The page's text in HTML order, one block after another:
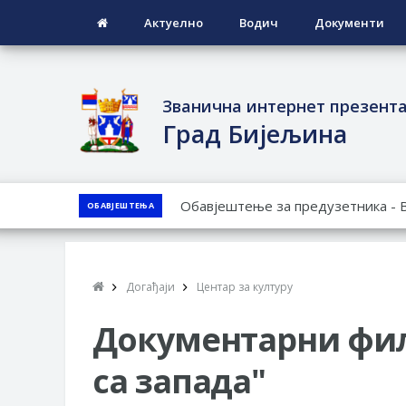
Актуелно Водич Документи
Званична интернет
Град Бијељина
ОБАВЈЕШТЕЊА
ЈАВНИ ПОЗИВ ЗА ПРИЈАВУ
ЈАВНИ КОНКУРС ЗА ДОДЈЕЛУ
ПРЕЛИМИНАРНA РАНГ ЛИСТA
ДЕМОБИЛИСАНЕ БОРЦЕ ВОЈСКЕ
СОЦИЈАЛНЕ ПОТРЕБЕ
ЈАВНИ ПОЗИВ ЗА НАЈЉЕПШЕ
Догађаји Центар за културу
Документарни
са запада"